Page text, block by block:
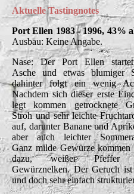
Aktuelle Tastingnotes
Port Ellen 1983 - 1996, 43%
Ausbau: Keine Angabe.
Nase: Der Port Ellen
Asche und etwas blumiger
dahinter folgt ein wenig
Nachdem sich dieser erste
legt kommen getrocknete
Stroh und sehr leichte
auf, darunter Banane und
aber auch leichter
Ganz milde Gewürze kommen
dazu, weißer Pfeffer
Gewürznelken. Der Geruch
und doch sehr einfach